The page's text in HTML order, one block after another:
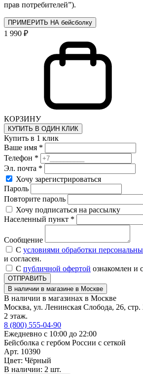
прав потребителей”).
ПРИМЕРИТЬ НА бейсболку
1 990 ₽
КОРЗИНУ
КУПИТЬ В ОДИН КЛИК
Купить в 1 клик
Ваше имя *
Телефон *
Эл. почта *
Хочу зарегистрироваться
Пароль
Повторите пароль
Хочу подписаться на рассылку
Населенный пункт *
Сообщение
С условиями обработки
и согласен.
С публичной офертой ознакомлен и
ОТПРАВИТЬ
В наличии в магазине в Москве
В наличии в магазинах в Москве
Москва, ул. Ленинская Слобода, 26,
2 этаж.
8 (800) 555-04-90
Ежедневно с 10:00 до 22:00
Бейсболка с гербом России с сеткой
Арт. 10390
Цвет: Чёрный
В наличии: 2 шт.